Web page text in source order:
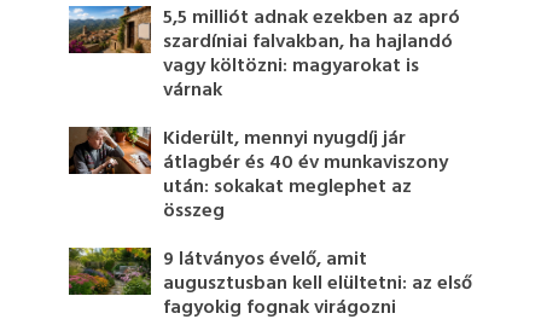
5,5 milliót adnak ezekben az apró
szardíniai falvakban, ha hajlandó
vagy költözni: magyarokat is
várnak
Kiderült, mennyi nyugdíj jár
átlagbér és 40 év munkaviszony
után: sokakat meglephet az
összeg
9 látványos évelő, amit
augusztusban kell elültetni: az első
fagyokig fognak virágozni